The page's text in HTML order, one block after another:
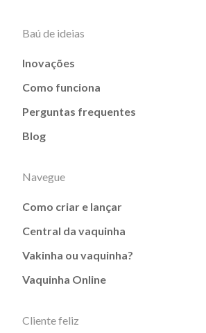
Baú de ideias
Inovações
Como funciona
Perguntas frequentes
Blog
Navegue
Como criar e lançar
Central da vaquinha
Vakinha ou vaquinha?
Vaquinha Online
Cliente feliz